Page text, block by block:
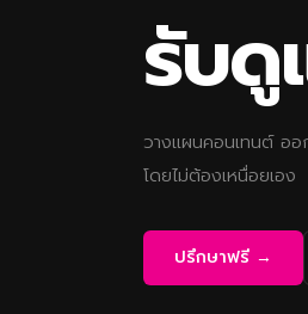
รับดู
วางแผนคอนเทนต์ อ
โดยไม่ต้องเหนื่อยเอง
ปรึกษาฟรี →